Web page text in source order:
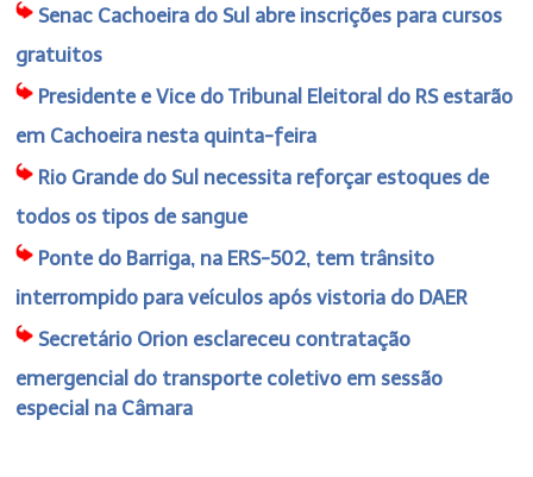
Senac Cachoeira do Sul abre inscrições para cursos
gratuitos
Presidente e Vice do Tribunal Eleitoral do RS estarão
em Cachoeira nesta quinta-feira
Rio Grande do Sul necessita reforçar estoques de
todos os tipos de sangue
Ponte do Barriga, na ERS-502, tem trânsito
interrompido para veículos após vistoria do DAER
Secretário Orion esclareceu contratação
emergencial do transporte coletivo em sessão
especial na Câmara